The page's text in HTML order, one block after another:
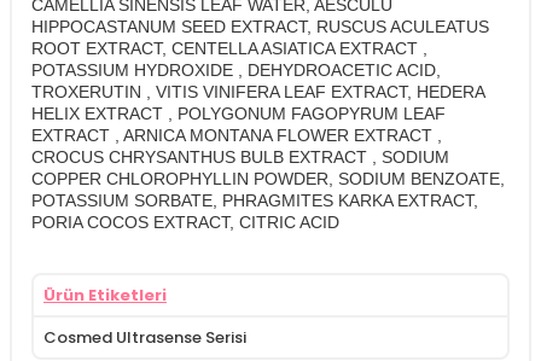
CAMELLIA SİNENSIS LEAF WATER, AESCULU
HIPPOCASTANUM SEED EXTRACT, RUSCUS ACULEATUS
ROOT EXTRACT, CENTELLA ASIATICA EXTRACT ,
POTASSIUM HYDROXIDE , DEHYDROACETIC ACID,
TROXERUTIN , VITIS VINIFERA LEAF EXTRACT, HEDERA
HELIX EXTRACT , POLYGONUM FAGOPYRUM LEAF
EXTRACT , ARNICA MONTANA FLOWER EXTRACT ,
CROCUS CHRYSANTHUS BULB EXTRACT , SODIUM
COPPER CHLOROPHYLLIN POWDER, SODIUM BENZOATE,
POTASSIUM SORBATE, PHRAGMITES KARKA EXTRACT,
PORIA COCOS EXTRACT, CITRIC ACID
Ürün Etiketleri
Cosmed Ultrasense Serisi